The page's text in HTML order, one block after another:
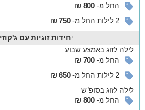
החל מ-800 ₪
2 לילות החל מ-
750 ₪
יחידות זוגיות עם ג'קוזי
לילהלזוג באמצע שבוע
החל מ-700 ₪
2 לילות החל מ-
650 ₪
לילהלזוג בסופ”ש
החל מ-800 ₪